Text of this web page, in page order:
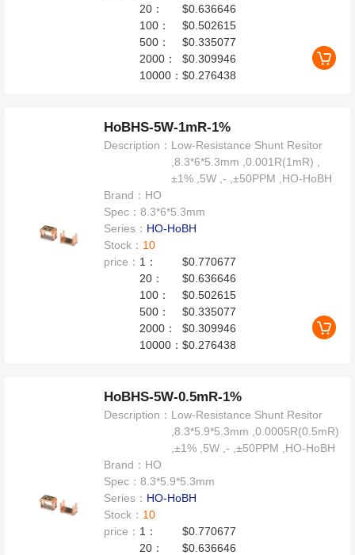
20：
$0.636646
100：
$0.502615
500：
$0.335077
2000：
$0.309946
10000：$0.276438
HoBHS-5W-1mR-1%
Description： Low-Resistance Shunt Resitor
,8.3*6*5.3mm ,0.001R(1mR) ,
±1% ,5W ,- ,±50PPM ,HO-HoBH
Brand： HO
Spec：8.3*6*5.3mm
Series： HO-HoBH
Stock： 10
price： 1：
$0.770677
20：
$0.636646
100：
$0.502615
500：
$0.335077
2000：
$0.309946
10000：$0.276438
HoBHS-5W-0.5mR-1%
Description： Low-Resistance Shunt Resitor
,8.3*5.9*5.3mm ,0.0005R(0.5mR)
,±1% ,5W ,- ,±50PPM ,HO-HoBH
Brand： HO
Spec：8.3*5.9*5.3mm
Series： HO-HoBH
Stock： 10
price： 1：
$0.770677
20：
$0.636646